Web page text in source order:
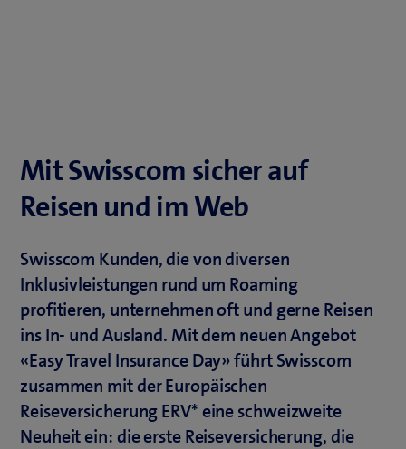
Mit Swisscom sicher auf
Reisen und im Web
Swisscom Kunden, die von diversen
Inklusivleistungen rund um Roaming
profitieren, unternehmen oft und gerne Reisen
ins In- und Ausland. Mit dem neuen Angebot
«Easy Travel Insurance Day» führt Swisscom
zusammen mit der Europäischen
Reiseversicherung ERV* eine schweizweite
Neuheit ein: die erste Reiseversicherung, die